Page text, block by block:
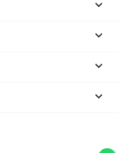



keyboard_arrow_down